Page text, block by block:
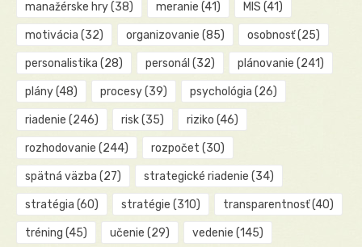
manažérske hry(38) meranie (41) MIS (41)
motivácia (32) organizovanie (85) osobnosť(25)
personalistika (28) personál (32) plánovanie (241)
plány(48) procesy(39) psychológia (26)
riadenie (246) risk(35) riziko (46)
rozhodovanie (244) rozpočet (30)
spätná väzba (27) strategické riadenie (34)
stratégia (60) stratégie (310) transparentnosť(40)
tréning (45) učenie (29) vedenie (145)